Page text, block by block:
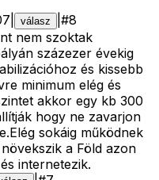
válasz #8
nem szoktak
százezer évekig
és kissebb
minimum elég és
akkor egy kb 300
hogy ne zavarjon
sokáig működnek
a Föld azon
internetezik.